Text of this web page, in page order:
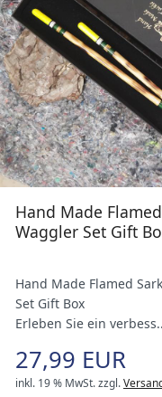
Hand Made
Waggler Set Gift
Hand Made Flamed
Set Gift Box
Erleben Sie ein
27,99 EUR
inkl. 19 % MwSt.zzgl.